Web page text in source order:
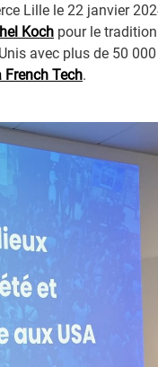
Lille le 22 janvier
Koch pour le
avec plus de 50
French Tech.